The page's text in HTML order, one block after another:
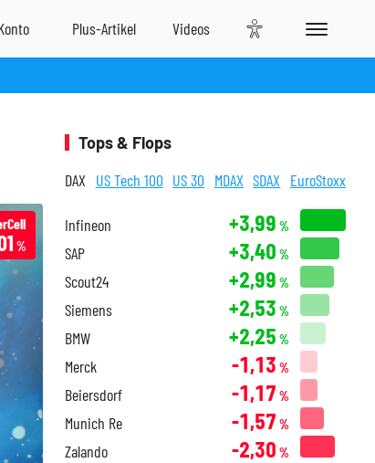
%
Tops & Flops
DAX US Tech 100 US 30 MDAX SDAX EuroStoxx
Infineon +3,99 %
SAP +3,40 %
Scout24 +2,99 %
Siemens +2,53 %
BMW +2,25 %
Merck -1,13 %
Beiersdorf -1,17 %
Munich Re -1,57 %
Zalando -2,30 %